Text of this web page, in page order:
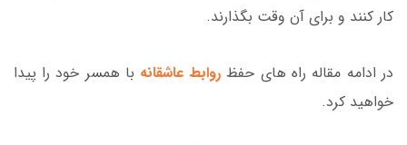
کار کنند و برای آن وقت بگذارند.
در ادامه مقاله راه های حفظ روابط عاشقانه با همسر خود را پیدا
خواهید کرد.